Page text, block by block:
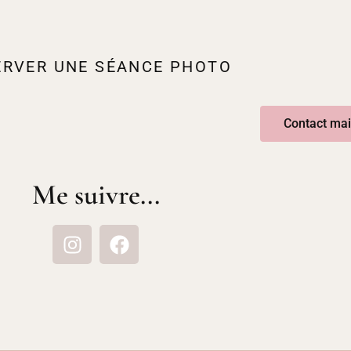
UNE SÉANCE PHOTO
Contact
Me suivre...